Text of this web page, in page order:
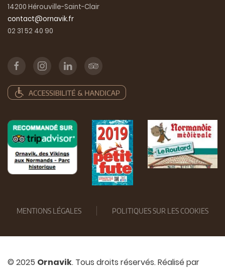
14200 Hérouville-Saint-Clair
contact@ornavik.fr
02 31 52 40 90
MENTIONS LÉGALES POLITIQUES SUR LES COOKIES
© 2025 Ornavik. Tous droits réservés. Réalisé par